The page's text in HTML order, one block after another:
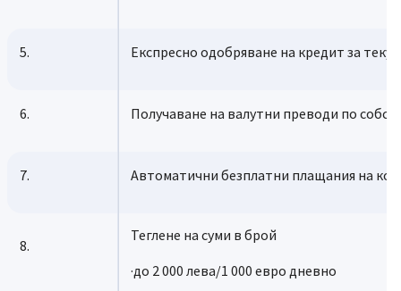
5. Експресно одобряване на кредит за
6. Получаване на валутни преводи по
7. Автоматични безплатни плащания на
8.
Теглене на суми в брой
·до 2 000 лева/1 000 евро дневно